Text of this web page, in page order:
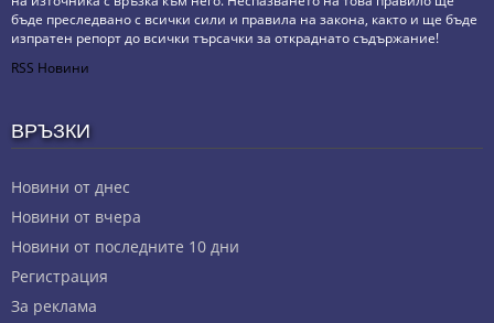
бъде преследвано с всички сили и правила на закона, както и ще бъде
изпратен репорт до всички търсачки за откраднато съдържание!
RSS Новини
ВРЪЗКИ
Новини от днес
Новини от вчера
Новини от последните 10 дни
Регистрация
За реклама